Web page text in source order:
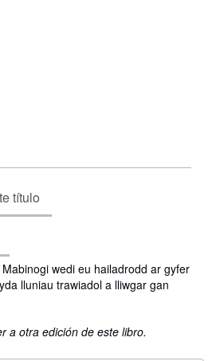
título
wedi eu hailadrodd ar gyfer
lluniau trawiadol a lliwgar gan
a otra edición de este libro.